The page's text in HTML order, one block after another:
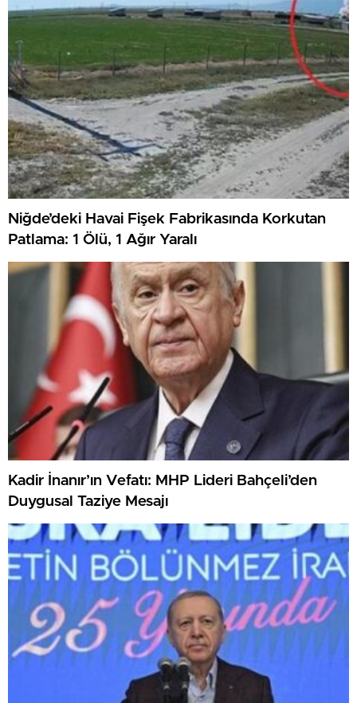
Niğde’deki Havai Fişek Fabrikasında Korkutan
Patlama: 1 Ölü, 1 Ağır Yaralı
Kadir İnanır’ın Vefatı: MHP Lideri Bahçeli’den
Duygusal Taziye Mesajı